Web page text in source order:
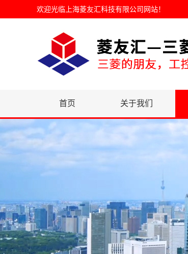
欢迎光临 上海菱友汇科技有限公司网站！
首页 关于我们